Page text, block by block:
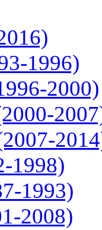
1996)
2000)
1998)
1993)
2008)